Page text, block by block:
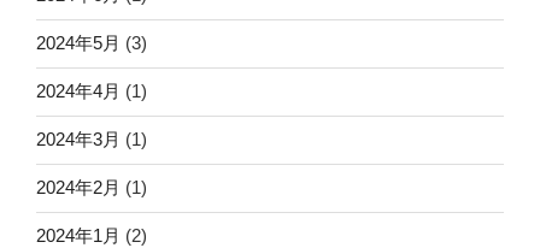
2024年5月 (3)
2024年4月 (1)
2024年3月 (1)
2024年2月 (1)
2024年1月 (2)